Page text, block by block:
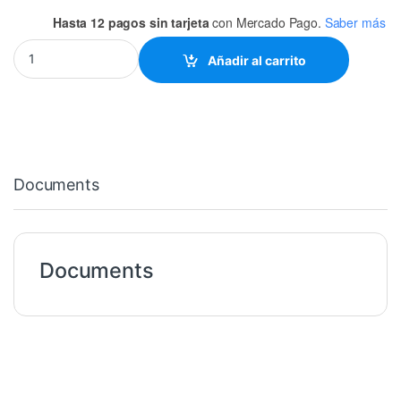
Hasta 12 pagos sin tarjeta con Mercado Pago. Saber más
VOLTIMETRO 22MM 50-500VAC ROJO quantity
Añadir al carrito
Documents
Documents